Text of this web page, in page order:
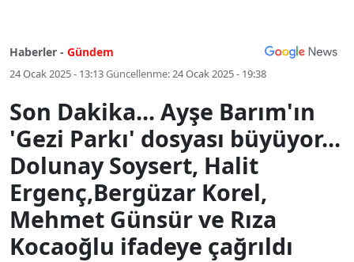
Haberler - Gündem
24 Ocak 2025 - 13:13Güncellenme:24 Ocak 2025 - 19:38
Son Dakika... Ayşe Barım'ın
'Gezi Parkı' dosyası büyüyor...
Dolunay Soysert, Halit
Ergenç,Bergüzar Korel,
Mehmet Günsür ve Rıza
Kocaoğlu ifadeye çağrıldı